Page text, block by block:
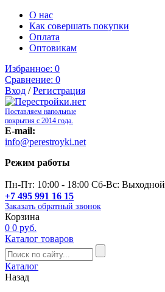
О нас
Как совершать покупки
Оплата
Оптовикам
Избранное: 0
Сравнение: 0
Вход /Регистрация
Поставляем напольные
покрытия с 2014 года.
E-mail:
info@perestroyki.net
Режим работы
Пн-Пт: 10:00 - 18:00 Сб-Вс: Выходной
+7 495 991 16 15
Заказать обратный звонок
Корзина
0 0 руб.
Каталог товаров
Каталог
Назад